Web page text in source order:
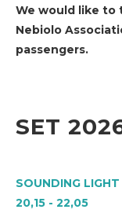
We would like to
Nebiolo
passengers.
SET
SOUNDING
20,15 - 22,05